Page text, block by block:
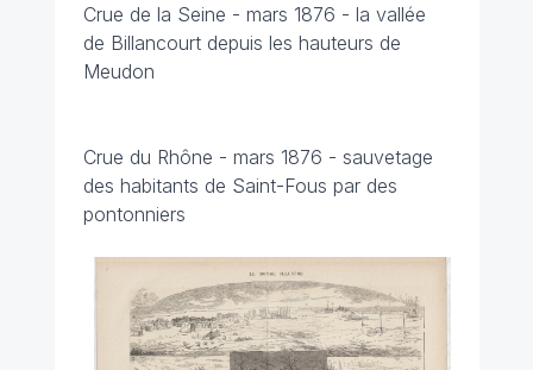
Crue de la Seine - mars 1876 - la vallée
de Billancourt depuis les hauteurs de
Meudon
Crue du Rhône - mars 1876 - sauvetage
des habitants de Saint-Fous par des
pontonniers